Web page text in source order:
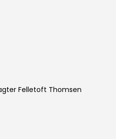
Felletoft Thomsen